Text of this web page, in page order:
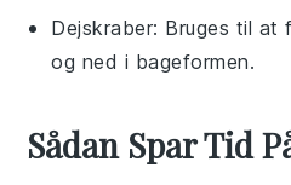
Dejskraber: Bruges til at
og ned i bageformen.
Sådan Spar Tid